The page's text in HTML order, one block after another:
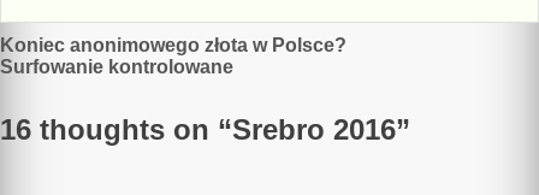
Nawigacja
wpisu
Koniec anonimowego złota w Polsce?
Surfowanie kontrolowane
16 thoughts on “Srebro 2016”